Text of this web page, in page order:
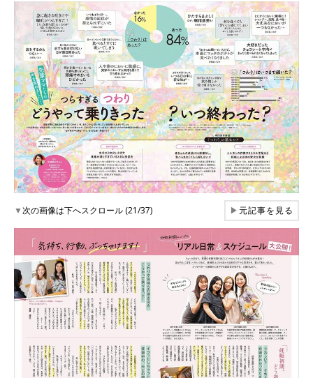
▼次の画像は下へスクロール (21/37) ▶元記事を見る